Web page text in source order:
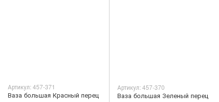
Артикул: 457-371
Ваза большая Красный перец
Артикул: 457-370
Ваза большая Зеленый перец